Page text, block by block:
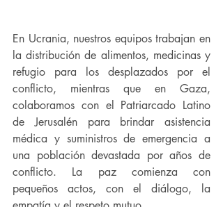
En Ucrania, nuestros equipos trabajan en
la distribución de alimentos, medicinas y
refugio para los desplazados por el
conflicto, mientras que en Gaza,
colaboramos con el Patriarcado Latino
de Jerusalén para brindar asistencia
médica y suministros de emergencia a
una población devastada por años de
conflicto. La paz comienza con
pequeños actos, con el diálogo, la